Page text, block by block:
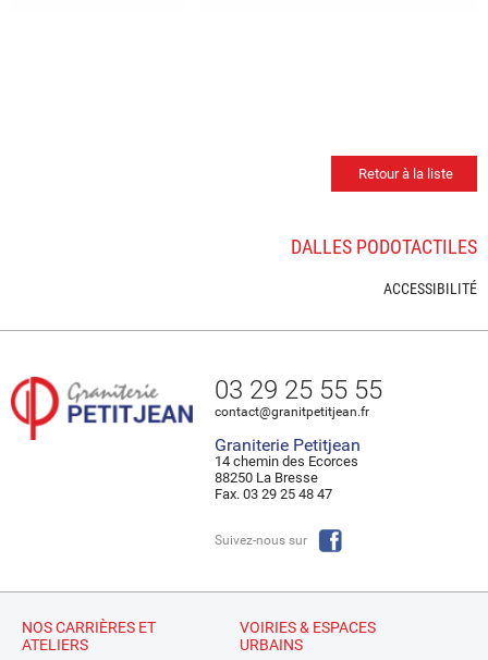
Retour à la liste
DALLES PODOTACTILES
ACCESSIBILITÉ
03 29 25 55 55
contact@granitpetitjean.fr
Graniterie Petitjean
14 chemin des Ecorces
88250 La Bresse
Fax. 03 29 25 48 47
Suivez-nous sur
NOS CARRIÈRES ET
ATELIERS
VOIRIES & ESPACES
URBAINS